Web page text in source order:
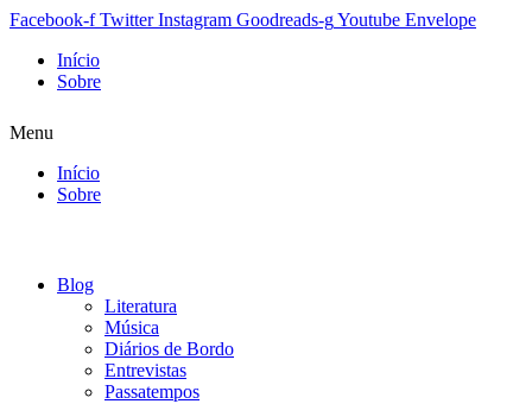
Facebook-f Twitter Instagram Goodreads-gYoutube Envelope
Início
Sobre
Menu
Início
Sobre
Blog
Literatura
Música
Diários de Bordo
Entrevistas
Passatempos